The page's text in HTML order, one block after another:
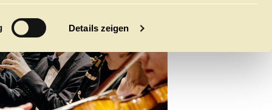
Details zeigen
CLICK in